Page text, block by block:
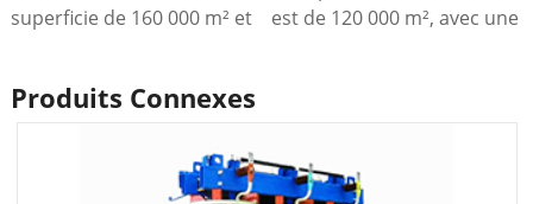
superficie de 160 000 m² et
2 500 kVA + 1 250 kVA, ainsi
que d'une puissance
moteur haute tension de
est de 120 000 m², avec une
transformateur utilisé pour
ce projet est le SCB12
10/0,4 Dyn11.
Produits Connexes